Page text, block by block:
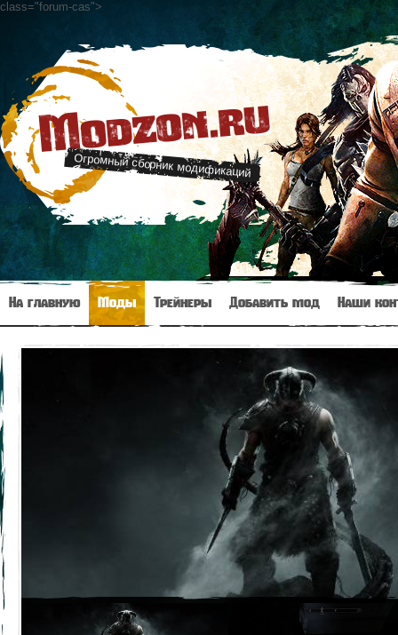
class="forum-cas">
Modzon.ru
Огромный сборник модификаций
На главную Моды Трейнеры Добавить мод Наши